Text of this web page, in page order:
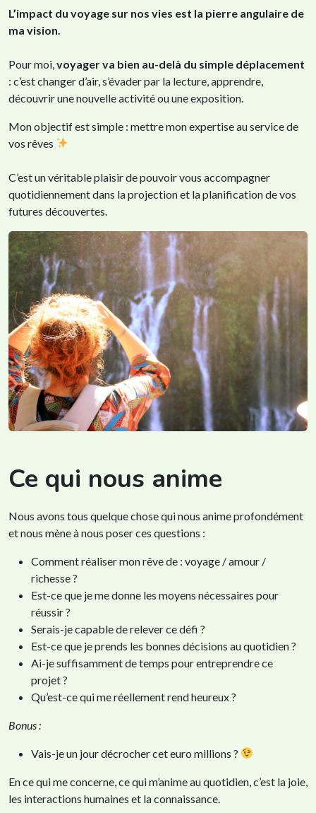
L’impact du voyage sur nos vies est la pierre angulaire de
ma vision.
Pour moi,voyager va bien au-delà du simple déplacement
: c’est changer d’air, s’évader par la lecture, apprendre,
découvrir une nouvelle activité ou une exposition.
Mon objectif est simple : mettre mon expertise au service de
vos rêves
C’est un véritable plaisir de pouvoir vous accompagner
quotidiennement dans la projection et la planification de vos
futures découvertes.
Ce qui nous anime
Nous avons tous quelque chose qui nous anime profondément
et nous mène à nous poser ces questions :
Comment réaliser mon rêve de : voyage / amour /
richesse ?
Est-ce que je me donne les moyens nécessaires pour
réussir ?
Serais-je capable de relever ce défi ?
Est-ce que je prends les bonnes décisions au quotidien ?
Ai-je suffisamment de temps pour entreprendre ce
projet ?
Qu’est-ce qui me réellement rend heureux ?
Bonus :
Vais-je un jour décrocher cet euro millions ?
En ce qui me concerne, ce qui m’anime au quotidien, c’est la joie,
les interactions humaines et la connaissance.